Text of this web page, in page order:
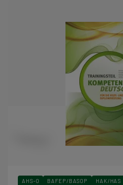
AHS-O BAFEP/BASOP HAK/HAS